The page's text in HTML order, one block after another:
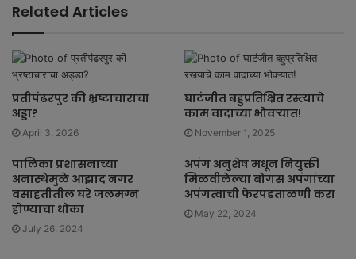
Related Articles
प्रतीपंढरपुर की भ्रष्टाचाराचा
अड्डा?
April 3, 2026
घाटंजीत बहुप्रतिक्षित रस्त्याचे
काम वादाच्या भोवऱ्यात!
November 1, 2025
पालिका प्रशासनाच्या
अनास्थेमुळे आझाद नगर
वसाहतीतील घरे जलमग्न
होण्याचा धोका
July 26, 2024
अपंग अनुशेष मधून नियुक्ती
मिळवीलेल्या बोगस अपंगांच्या
अपंगत्वाची फेरपडताळणी करा
May 22, 2024